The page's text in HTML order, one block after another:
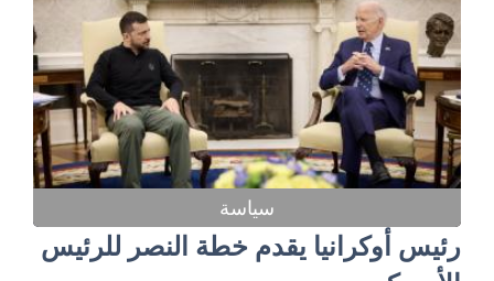
سياسة
رئيس أوكرانيا يقدم خطة النصر للرئيس